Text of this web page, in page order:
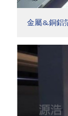
金屬&銅鋁